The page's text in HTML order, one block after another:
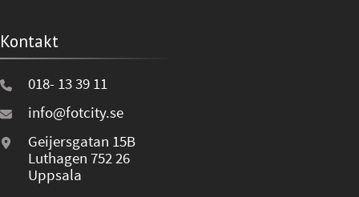
Kontakt
018- 13 39 11
info@fotcity.se
Geijersgatan 15B
Luthagen 752 26
Uppsala